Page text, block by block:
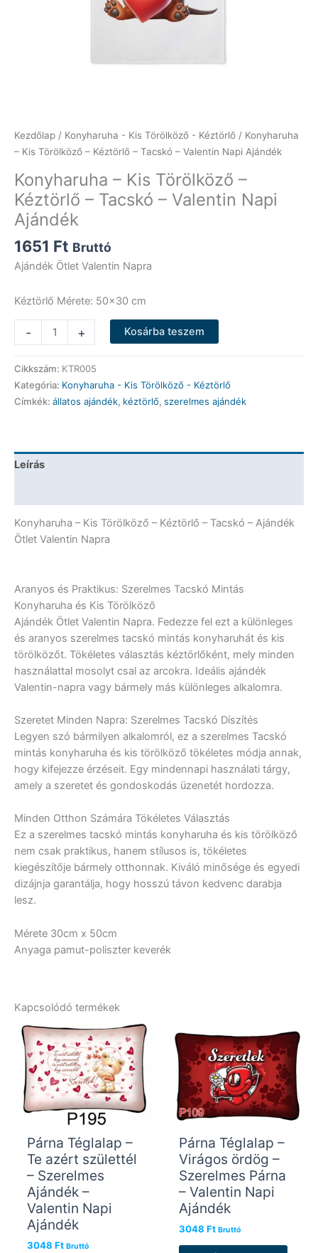
Kezdőlap / Konyharuha - Kis Törölköző - Kéztörlő / Konyharuha
– Kis Törölköző – Kéztörlő – Tacskó – Valentin Napi Ajándék
Konyharuha – Kis Törölköző –
Kéztörlő – Tacskó – Valentin Napi
Ajándék
1651 Ft Bruttó
Ajándék Ötlet Valentin Napra
Kéztörlő Mérete: 50×30 cm
-
Konyharuha
-
Kis
Törölköző
-
Kéztörlő
-
Ajándék
mennyiség
+ Kosárba teszem
Cikkszám: KTR005
Kategória: Konyharuha - Kis Törölköző - Kéztörlő
Címkék: állatos ajándék, kéztörlő, szerelmes ajándék
Leírás
Konyharuha – Kis Törölköző – Kéztörlő – Tacskó – Ajándék
Ötlet Valentin Napra
Aranyos és Praktikus: Szerelmes Tacskó Mintás
Konyharuha és Kis Törölköző
Ajándék Ötlet Valentin Napra. Fedezze fel ezt a különleges
és aranyos szerelmes tacskó mintás konyharuhát és kis
törölközőt. Tökéletes választás kéztörlőként, mely minden
használattal mosolyt csal az arcokra. Ideális ajándék
Valentin-napra vagy bármely más különleges alkalomra.
Szeretet Minden Napra: Szerelmes Tacskó Díszítés
Legyen szó bármilyen alkalomról, ez a szerelmes Tacskó
mintás konyharuha és kis törölköző tökéletes módja annak,
hogy kifejezze érzéseit. Egy mindennapi használati tárgy,
amely a szeretet és gondoskodás üzenetét hordozza.
Minden Otthon Számára Tökéletes Választás
Ez a szerelmes tacskó mintás konyharuha és kis törölköző
nem csak praktikus, hanem stílusos is, tökéletes
kiegészítője bármely otthonnak. Kiváló minősége és egyedi
dizájnja garantálja, hogy hosszú távon kedvenc darabja
lesz.
Mérete 30cm x 50cm
Anyaga pamut-poliszter keverék
Kapcsolódó termékek
Párna Téglalap –
Te azért születtél
– Szerelmes
Ajándék –
Valentin Napi
Ajándék
3048 Ft Bruttó
Párna Téglalap –
Virágos ördög –
Szerelmes Párna
– Valentin Napi
Ajándék
3048 Ft Bruttó